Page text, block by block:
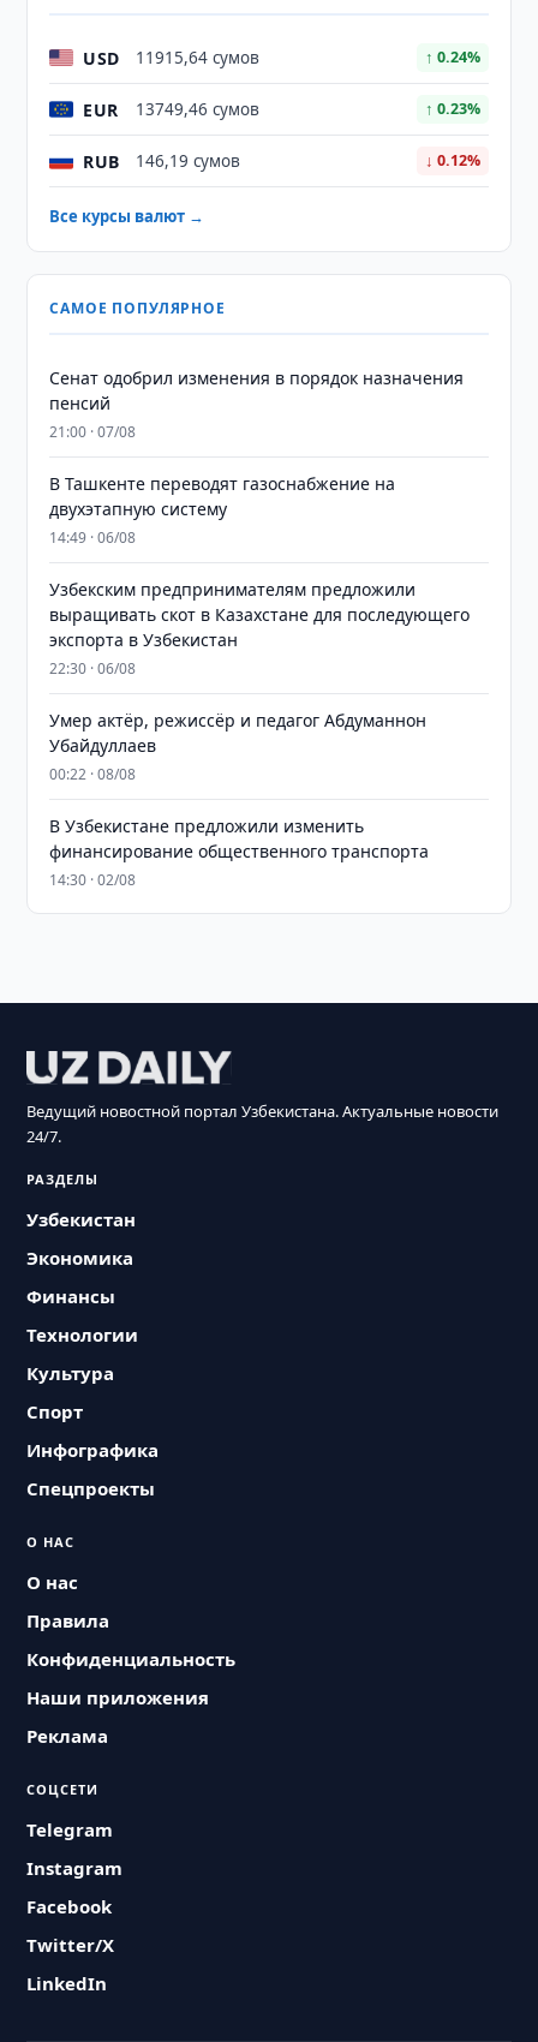
USD 11915,64 сумов ↑ 0.24%
EUR 13749,46 сумов ↑ 0.23%
RUB 146,19 сумов ↓ 0.12%
Все курсы валют →
САМОЕ ПОПУЛЯРНОЕ
Сенат одобрил изменения в порядок назначения
пенсий
21:00 · 07/08
В Ташкенте переводят газоснабжение на
двухэтапную систему
14:49 · 06/08
Узбекским предпринимателям предложили
выращивать скот в Казахстане для последующего
экспорта в Узбекистан
22:30 · 06/08
Умер актёр, режиссёр и педагог Абдуманнон
Убайдуллаев
00:22 · 08/08
В Узбекистане предложили изменить
финансирование общественного транспорта
14:30 · 02/08
Ведущий новостной портал Узбекистана. Актуальные новости
24/7.
РАЗДЕЛЫ
Узбекистан
Экономика
Финансы
Технологии
Культура
Спорт
Инфографика
Спецпроекты
О НАС
О нас
Правила
Конфиденциальность
Наши приложения
Реклама
СОЦСЕТИ
Telegram
Instagram
Facebook
Twitter/X
LinkedIn